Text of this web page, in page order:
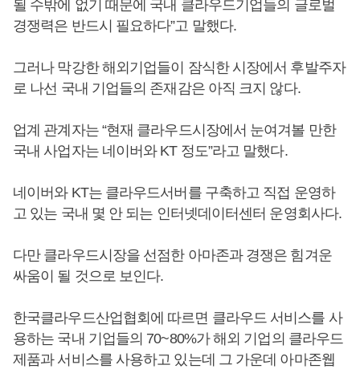
될 수밖에 없기 때문에 국내 클라우드기업들의 글로벌
경쟁력은 반드시 필요하다”고 말했다.
그러나 막강한 해외기업들이 잠식한 시장에서 후발주자
로 나선 국내 기업들의 존재감은 아직 크지 않다.
업계 관계자는 “현재 클라우드시장에서 눈여겨볼 만한
국내 사업자는 네이버와 KT 정도”라고 말했다.
네이버와 KT는 클라우드서버를 구축하고 직접 운영하
고 있는 국내 몇 안 되는 인터넷데이터센터 운영회사다.
다만 클라우드시장을 선점한 아마존과 경쟁은 힘겨운
싸움이 될 것으로 보인다.
한국클라우드산업협회에 따르면 클라우드 서비스를 사
용하는 국내 기업들의 70~80%가 해외 기업의 클라우드
제품과 서비스를 사용하고 있는데 그 가운데 아마존웹